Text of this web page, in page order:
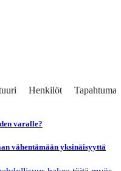
Henkilöt Tapahtumat
varalle?
vähentämään yksinäisyyttä